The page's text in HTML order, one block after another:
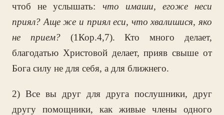
чтоб не услышать: что имаши, егоже неси
приял? Аще же и приял еси, что хвалишися, яко
не прием?(1Кор.4,7). Кто много делает,
благодатью Христовой делает, прияв свыше от
Бога силу не для себя, а для ближнего.
2) Все вы друг для друга послушники, друг
другу помощники, как живые члены одного